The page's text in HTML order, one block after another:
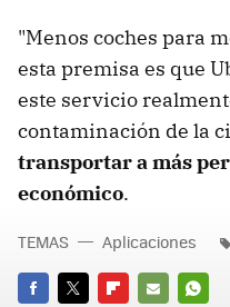
"Menos coches para
esta premisa es que
este servicio
contaminación de la
transportar a más
económico.
TEMAS Aplicaciones